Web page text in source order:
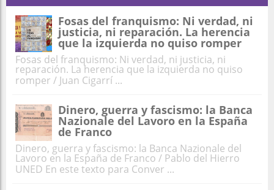
Fosas del franquismo: Ni verdad, ni
justicia, ni reparación. La herencia
que la izquierda no quiso romper
Fosas del franquismo: Ni verdad, ni justicia, ni
reparación. La herencia que la izquierda no quiso
romper / Juan Cigarrí ...
Dinero, guerra y fascismo: la Banca
Nazionale del Lavoro en la España
de Franco
Dinero, guerra y fascismo: la Banca Nazionale del
Lavoro en la España de Franco / Pablo del Hierro
UNED En este texto para Conver ...